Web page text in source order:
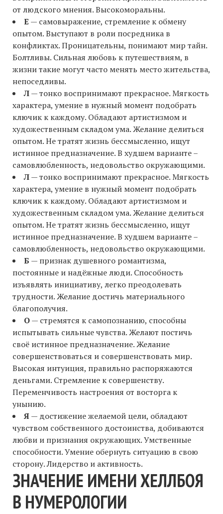
от людского мнения. Высокоморальны.
Е — самовыражение, стремление к обмену
опытом. Выступают в роли посредника в
конфликтах. Проницательны, понимают мир тайн.
Болтливы. Сильная любовь к путешествиям, в
жизни такие могут часто менять место жительства,
непоседливы.
Л— тонко воспринимают прекрасное. Мягкость
характера, умение в нужный момент подобрать
ключик к каждому. Обладают артистизмом и
художественным складом ума. Желание делиться
опытом. Не тратят жизнь бессмысленно, ищут
истинное предназначение. В худшем варианте –
самовлюбленность, недовольство окружающими.
Л— тонко воспринимают прекрасное. Мягкость
характера, умение в нужный момент подобрать
ключик к каждому. Обладают артистизмом и
художественным складом ума. Желание делиться
опытом. Не тратят жизнь бессмысленно, ищут
истинное предназначение. В худшем варианте –
самовлюбленность, недовольство окружающими.
Б — признак душевного романтизма,
постоянные и надёжные люди. Способность
изъявлять инициативу, легко преодолевать
трудности. Желание достичь материального
благополучия.
О— стремятся к самопознанию, способны
испытывать сильные чувства. Желают постичь
своё истинное предназначение. Желание
совершенствоваться и совершенствовать мир.
Высокая интуиция, правильно распоряжаются
деньгами. Стремление к совершенству.
Переменчивость настроения от восторга к
унынию.
Я— достижение желаемой цели, обладают
чувством собственного достоинства, добиваются
любви и признания окружающих. Умственные
способности. Умение обернуть ситуацию в свою
сторону. Лидерство и активность.
ЗНАЧЕНИЕ ИМЕНИ ХЕЛЛБОЯ
В НУМЕРОЛОГИИ